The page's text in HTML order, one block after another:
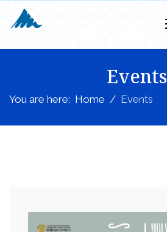
Events
You are here: Home Events